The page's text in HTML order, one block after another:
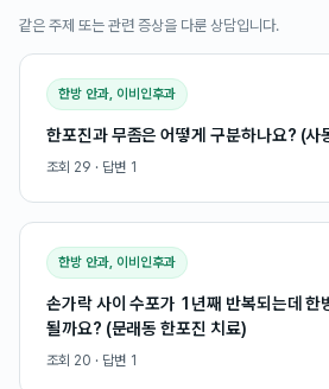
같은 주제 또는 관련 증상을 다룬 상담입니다.
한방 안과, 이비인후과
한포진과 무좀은 어떻게 구분하나요? (사
조회 29 · 답변 1
한방 안과, 이비인후과
손가락 사이 수포가 1년째 반복되는데 한
될까요? (문래동 한포진 치료)
조회 20 · 답변 1